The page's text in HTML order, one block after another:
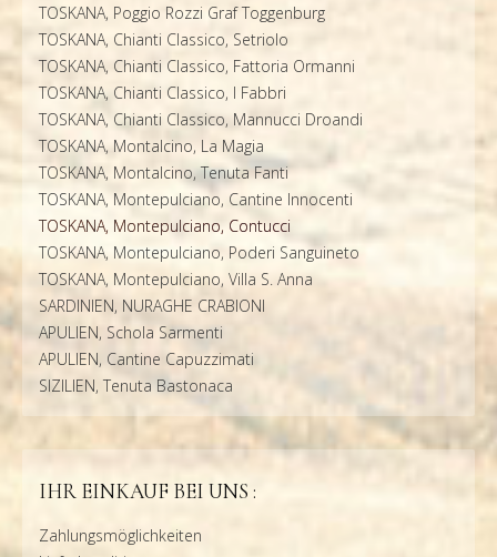
TOSKANA, Poggio Rozzi Graf Toggenburg
TOSKANA, Chianti Classico, Setriolo
TOSKANA, Chianti Classico, Fattoria Ormanni
TOSKANA, Chianti Classico, I Fabbri
TOSKANA, Chianti Classico, Mannucci Droandi
TOSKANA, Montalcino, La Magia
TOSKANA, Montalcino, Tenuta Fanti
TOSKANA, Montepulciano, Cantine Innocenti
TOSKANA, Montepulciano, Contucci
TOSKANA, Montepulciano, Poderi Sanguineto
TOSKANA, Montepulciano, Villa S. Anna
SARDINIEN, NURAGHE CRABIONI
APULIEN, Schola Sarmenti
APULIEN, Cantine Capuzzimati
SIZILIEN, Tenuta Bastonaca
IHR EINKAUF BEI UNS :
Zahlungsmöglichkeiten